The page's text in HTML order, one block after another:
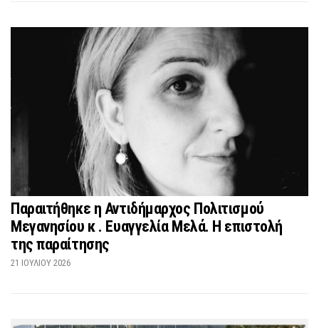
Παραιτήθηκε η Αντιδήμαρχος Πολιτισμού
Μεγανησίου κ . Ευαγγελία Μελά. Η επιστολή
της παραίτησης
21 ΙΟΥΛΊΟΥ 2026